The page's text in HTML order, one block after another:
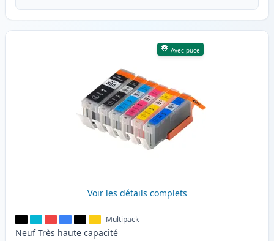
Avec puce
Voir les détails complets
Multipack
Neuf Très haute capacité